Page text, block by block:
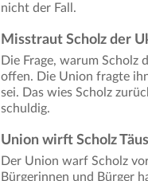
nicht der Fall.
Misstraut Scholz der
Die Frage, warum
offen. Die Union fragte
sei. Das wies Scholz
schuldig.
Union wirft Scholz
Der Union warf Scholz
Bürgerinnen und Bürger